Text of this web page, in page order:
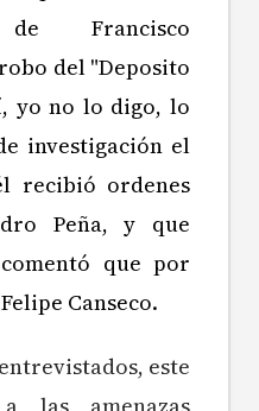
de Francisco
del "Deposito
yo no lo digo, lo
investigación el
recibió ordenes
Peña, y que
que por
Canseco.
este